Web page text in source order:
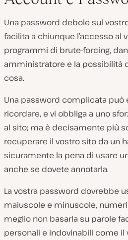
Una password debole sul
facilita a chiunque l’accesso al
programmi di brute-forcing,
amministratore e la possibilità
cosa.
Una password complicata può
ricordare, e vi obbliga a uno
al sito; ma è decisamente più
recuperare il vostro sito da un
sicuramente la pena di usare
anche se dovete annotarla.
La vostra password dovrebbe
maiuscole e minuscole,
meglio non basarla su parole
personali e indovinabili come il